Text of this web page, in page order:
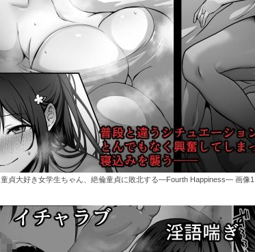
童貞大好き女学生ちゃん、絶倫童貞に敗北する―Fourth Happiness― 画像1